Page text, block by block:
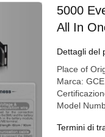
5000
All In
Dettagli del
Place of
Marca: GCE
Model
Termini di